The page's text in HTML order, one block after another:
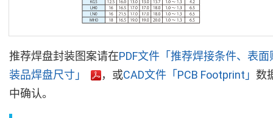
推荐焊盘封装图案请在PDF文件「推荐焊接条件、表面
装品焊盘尺寸」
，或CAD文件「PCB Footprint」 数
中确认。